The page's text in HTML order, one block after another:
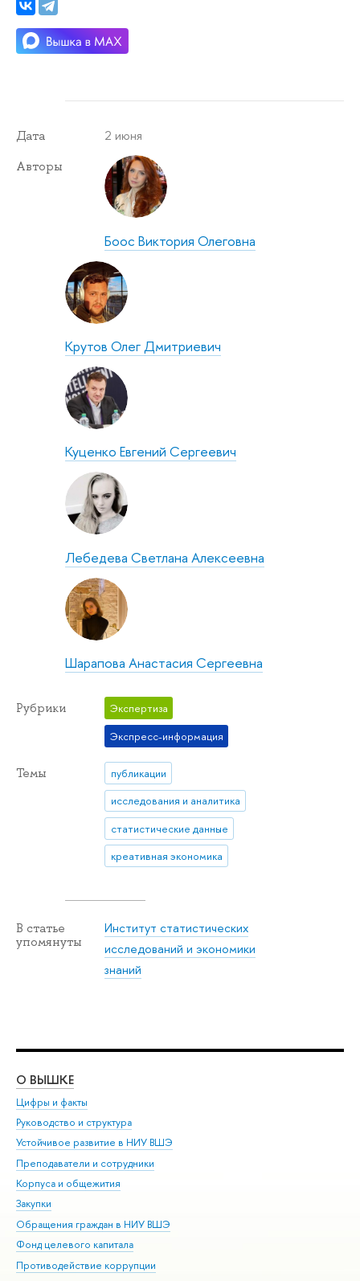
Дата 2 июня
Авторы
Боос Виктория Олеговна
Крутов Олег Дмитриевич
Куценко Евгений Сергеевич
Лебедева Светлана Алексеевна
Шарапова Анастасия Сергеевна
Рубрики
Экспертиза
Экспресс-информация
Темы
публикации
исследования и аналитика
статистические данные
креативная экономика
В статье
упомянуты
Институт статистических
исследований и экономики
знаний
О ВЫШКЕ
Цифры и факты
Руководство и структура
Устойчивое развитие в НИУ ВШЭ
Преподаватели и сотрудники
Корпуса и общежития
Закупки
Обращения граждан в НИУ ВШЭ
Фонд целевого капитала
Противодействие коррупции